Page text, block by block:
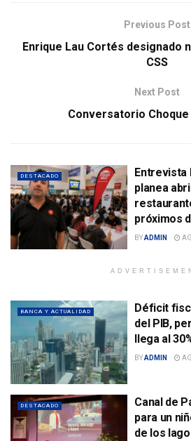
Previous Post
Enrique Lau Cortés designado
CSS
Next Post
Conversatorio
DESTACADO
Entrevista
planea
próximos
BYADMIN
BANCA Y ACTUALIDAD
Déficit
del PIB,
llega al
BYADMIN
DESTACADO
Canal de
para un
de los